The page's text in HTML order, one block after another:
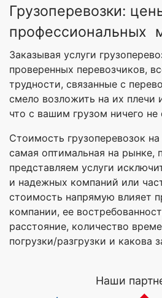
Грузоперевозки:
профессиональных
Заказывая услуги
проверенных перевозчиков,
трудности, связанные с
смело возложить на их плечи
что с вашим грузом ничего не
Стоимость грузоперевозок
самая оптимальная на рынке,
представляем услуги
и надежных компаний или
стоимость напрямую влияет
компании, ее
расстояние, количество
погрузки/разгрузки и какова
Наши